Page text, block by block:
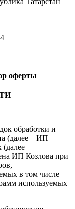
оферты
обработки и
(далее – ИП
(далее –
ИП Козлова при
в том числе
используемых